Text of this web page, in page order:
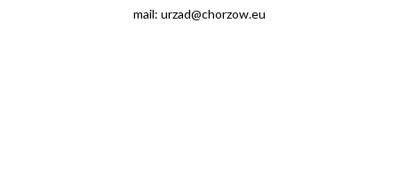
mail: urzad@chorzow.eu